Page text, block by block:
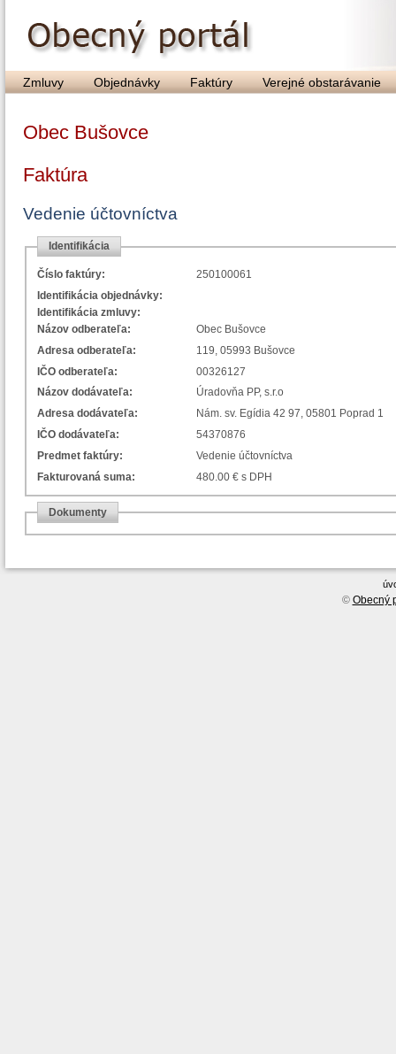
Zmluvy Objednávky Faktúry Verejné obstarávanie
Obec Bušovce
Faktúra
Vedenie účtovníctva
Identifikácia
Číslo faktúry:
250100061
Identifikácia objednávky:
Identifikácia zmluvy:
Názov odberateľa:
Obec Bušovce
Adresa odberateľa:
119, 05993 Bušovce
IČO odberateľa:
00326127
Názov dodávateľa:
Úradovňa PP, s.r.o
Adresa dodávateľa:
Nám. sv. Egídia 42 97, 05801 Poprad 1
IČO dodávateľa:
54370876
Predmet faktúry:
Vedenie účtovníctva
Fakturovaná suma:
480.00 € s DPH
Dokumenty
© Obecný